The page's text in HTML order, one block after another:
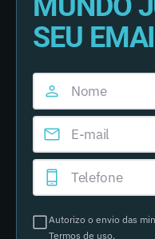
SEU
Autorizo o envio das
Termos de uso.